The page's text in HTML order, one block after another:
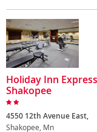
Holiday Inn
Shakopee
4550 12th Avenue East,
Shakopee, Mn